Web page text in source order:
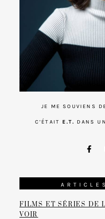
JE ME SOUVIENS
C’ÉTAIT E.T. DANS
FILMS ET SÉRIES DE
VOIR